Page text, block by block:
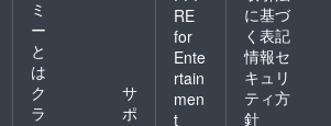
ご記入
くださ
い。ま
た、ご
希望の
お名前
ミ
ー
と
は
ク
ラ
サ
ポ
RE
for
Ente
rtain
men
t
に基づ
く表記
情報セ
キュリ
ティ方
針